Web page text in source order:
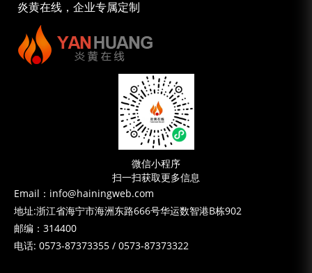
炎黄在线，企业专属定制
微信小程序
扫一扫获取更多信息
Email：info@hainingweb.com
地址:浙江省海宁市海洲东路666号华运数智港B栋902
邮编：314400
电话: 0573-87373355 / 0573-87373322